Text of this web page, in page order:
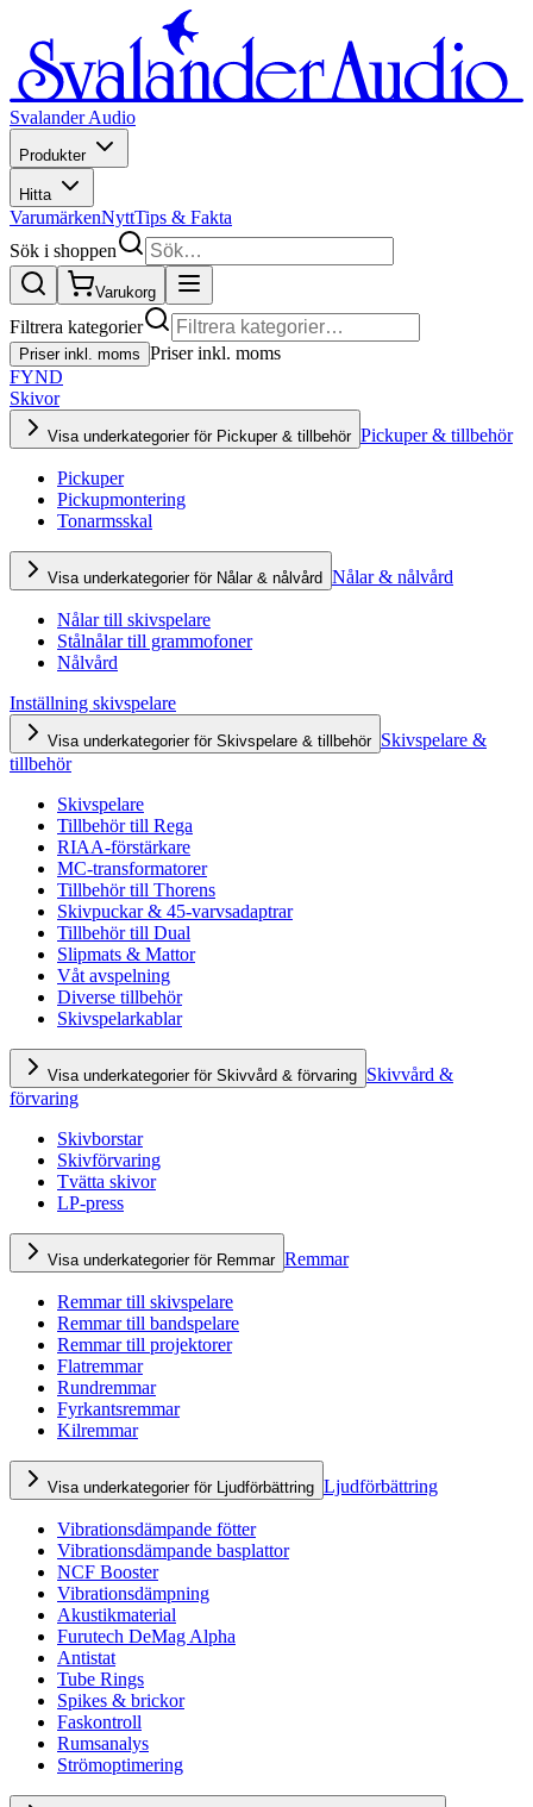
Svalander Audio
Produkter
Hitta
VarumärkenNyttTips & Fakta
Sök i shoppen
Varukorg
Filtrera kategorier
Priser inkl. moms Priser inkl. moms
FYND
Skivor
Visa underkategorier för Pickuper & tillbehör Pickuper & tillbehör
Pickuper
Pickupmontering
Tonarmsskal
Visa underkategorier för Nålar & nålvård Nålar & nålvård
Nålar till skivspelare
Stålnålar till grammofoner
Nålvård
Inställning skivspelare
Visa underkategorier för Skivspelare & tillbehör Skivspelare &
tillbehör
Skivspelare
Tillbehör till Rega
RIAA-förstärkare
MC-transformatorer
Tillbehör till Thorens
Skivpuckar & 45-varvsadaptrar
Tillbehör till Dual
Slipmats & Mattor
Våt avspelning
Diverse tillbehör
Skivspelarkablar
Visa underkategorier för Skivvård & förvaring Skivvård &
förvaring
Skivborstar
Skivförvaring
Tvätta skivor
LP-press
Visa underkategorier för Remmar Remmar
Remmar till skivspelare
Remmar till bandspelare
Remmar till projektorer
Flatremmar
Rundremmar
Fyrkantsremmar
Kilremmar
Visa underkategorier för Ljudförbättring Ljudförbättring
Vibrationsdämpande fötter
Vibrationsdämpande basplattor
NCF Booster
Vibrationsdämpning
Akustikmaterial
Furutech DeMag Alpha
Antistat
Tube Rings
Spikes & brickor
Faskontroll
Rumsanalys
Strömoptimering